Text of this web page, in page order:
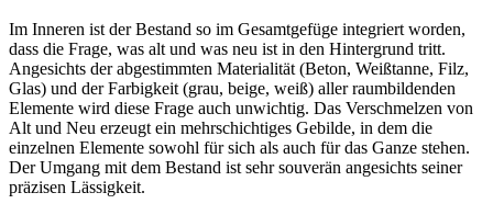
Im Inneren ist der Bestand so im Gesamtgefüge integriert worden,
dass die Frage, was alt und was neu ist in den Hintergrund tritt.
Angesichts der abgestimmten Materialität (Beton, Weißtanne, Filz,
Glas) und der Farbigkeit (grau, beige, weiß) aller raumbildenden
Elemente wird diese Frage auch unwichtig. Das Verschmelzen von
Alt und Neu erzeugt ein mehrschichtiges Gebilde, in dem die
einzelnen Elemente sowohl für sich als auch für das Ganze stehen.
Der Umgang mit dem Bestand ist sehr souverän angesichts seiner
präzisen Lässigkeit.